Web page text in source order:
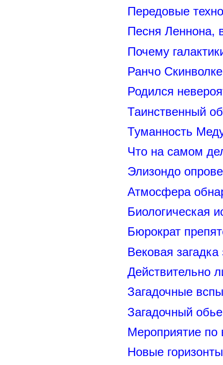
Передовые
Песня Леннона,
Почему
Ранчо
Родился
Таинственный
Туманность
Что на самом
Элизондо
Атмосфера
Биологическая
Бюрократ
Вековая
Действительно
Загадочные
Загадочный
Мероприятие
Новые